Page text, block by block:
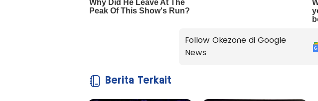
Follow Okezone di Google
News
Berita Terkait